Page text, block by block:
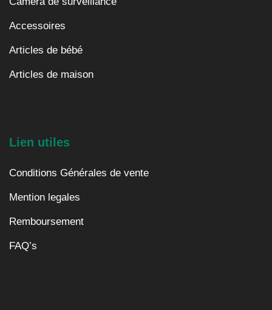
Accessoires
Articles de bébé
Articles de maison
Lien utiles
Conditions Générales de vente
Mention legales
Remboursement
FAQ’s